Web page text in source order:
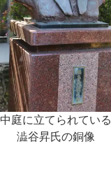
中庭に立てられている
澁谷昇氏の銅像